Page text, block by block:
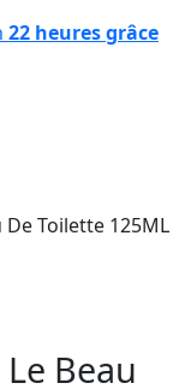
22 heures grâce
De Toilette 125ML
Le Beau